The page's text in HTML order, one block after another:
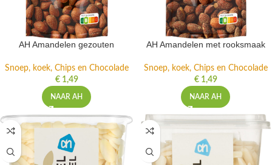
AH Amandelen gezouten
Snoep, koek, Chips en Chocolade
€1,49
NAAR AH
AH Amandelen met rooksmaak
Snoep, koek, Chips en Chocolade
€1,49
NAAR AH